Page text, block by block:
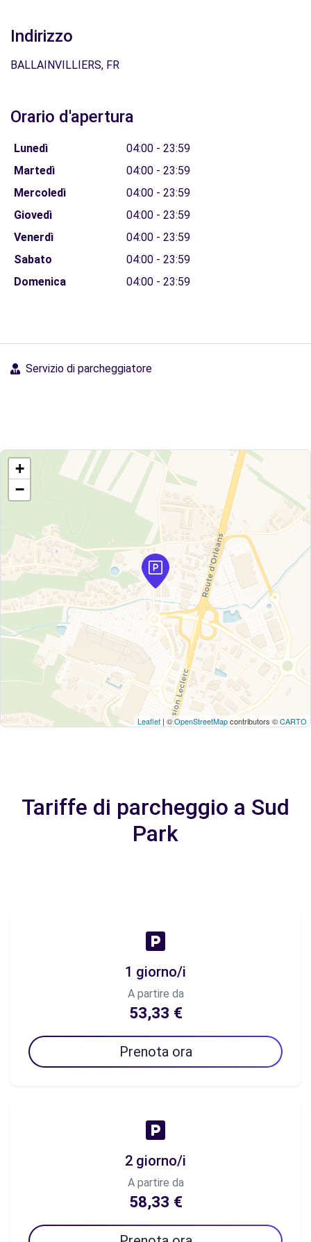
Indirizzo
BALLAINVILLIERS, FR
Orario d'apertura
Lunedì
04:00 - 23:59
Martedì
04:00 - 23:59
Mercoledì
04:00 - 23:59
Giovedì
04:00 - 23:59
Venerdì
04:00 - 23:59
Sabato
04:00 - 23:59
Domenica
04:00 - 23:59
Servizio di parcheggiatore
+
−
Leaflet | ©OpenStreetMapcontributors ©CARTO
Tariffe di parcheggio a Sud
Park
1 giorno/i
A partire da
53,33 €
Prenota ora
2 giorno/i
A partire da
58,33 €